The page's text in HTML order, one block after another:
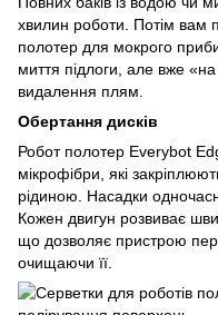
хвилин роботи. Потім вам
полотер для мокрого
миття підлоги, але вже
видалення плям.
Обертання дисків
Робот полотер Everybot
мікрофібри, які
рідиною. Насадки
Кожен двигун розвиває
що дозволяє пристрою
очищаючи її.